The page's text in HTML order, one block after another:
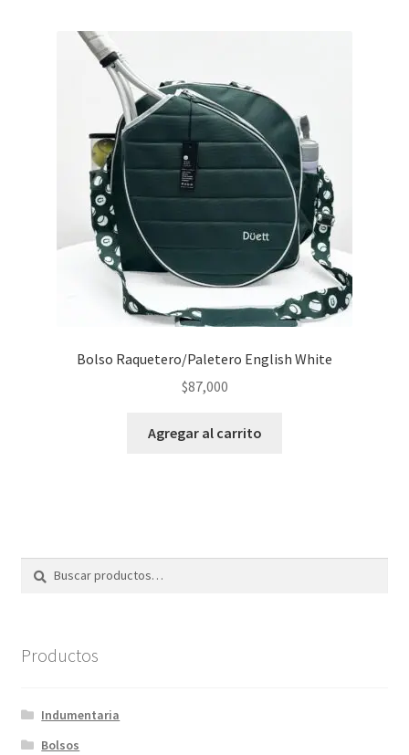
Bolso Raquetero/Paletero English White
$87,000
Agregar al carrito
Productos
Indumentaria
Bolsos